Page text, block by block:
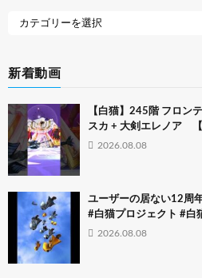
新着動画
【白猫】245階 フロン
スカ + 大剣エレノア
2026.08.08
ユーザーの居ない12周
#白猫プロジェクト #白
2026.08.08